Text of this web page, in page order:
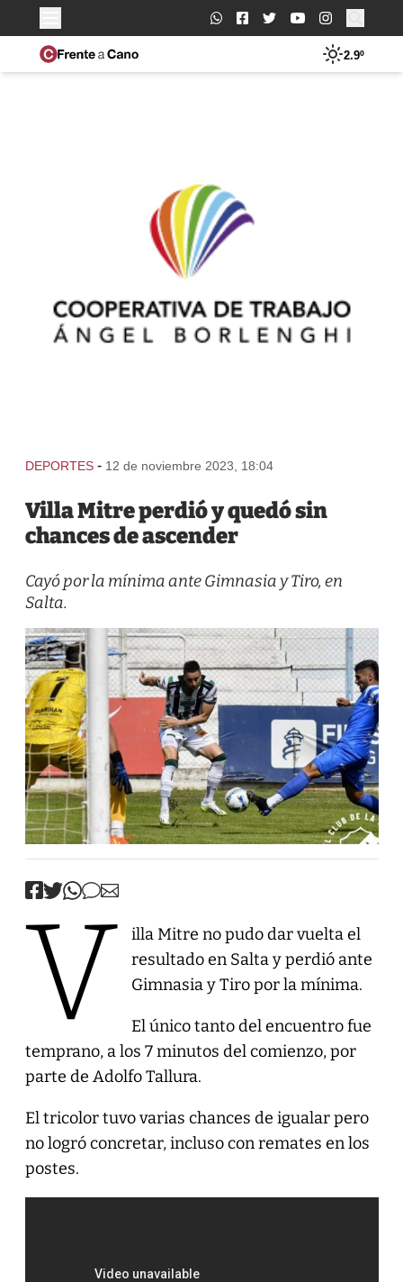
Buscar:
2.9º
DEPORTES - 12 de noviembre 2023, 18:04
Villa Mitre perdió y quedó sin
chances de ascender
Cayó por la mínima ante Gimnasia y Tiro, en
Salta.
V
illa Mitre no pudo dar vuelta el
resultado en Salta y perdió ante
Gimnasia y Tiro por la mínima.
El único tanto del encuentro fue
temprano, a los 7 minutos del comienzo, por
parte de Adolfo Tallura.
El tricolor tuvo varias chances de igualar pero
no logró concretar, incluso con remates en los
postes.